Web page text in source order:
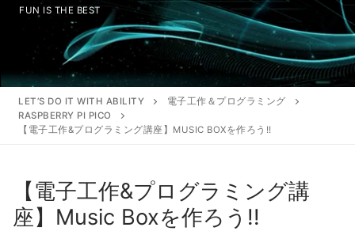
FUN IS THE BEST
LET’S DO IT WITH ABILITY
電子工作＆プログラミング
RASPBERRY PI PICO
【電子工作&プログラミング講座】MUSIC BOXを作ろう!!
【電子工作&プログラミング講
座】Music Boxを作ろう!!